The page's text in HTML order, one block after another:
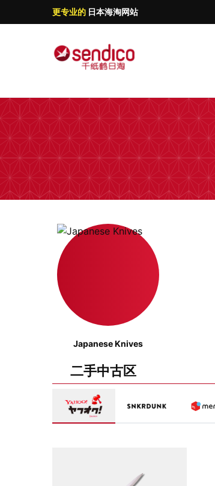
更专业的 日本海淘网站
Japanese Knives
二手中古区